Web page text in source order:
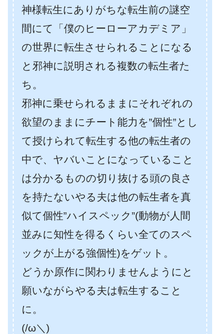
神様転生にありがちな転生前の謎空
間にて「僕のヒーローアカデミア」
の世界に転生させられることになる
と邪神に説明される複数の転生者た
ち。
邪神に乗せられるままにそれぞれの
欲望のままにチート能力を”個性”とし
て授けられて転生する他の転生者の
中で、ヤバいことになっていること
は分かるものの切り抜ける頭の良さ
を持たないやる夫は他の転生者を真
似て個性”ハイスペック”(動物が人間
並みに知性を得るくらい全てのスペ
ックが上がる強個性)をゲット。
どうか原作に関わりませんようにと
願いながらやる夫は転生すること
に。
(/ω＼)